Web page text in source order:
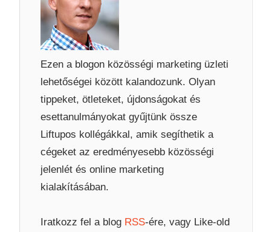
Ezen a blogon közösségi marketing üzleti
lehetőségei között kalandozunk. Olyan
tippeket, ötleteket, újdonságokat és
esettanulmányokat gyűjtünk össze
Liftupos kollégákkal, amik segíthetik a
cégeket az eredményesebb közösségi
jelenlét és online marketing
kialakításában.
Iratkozz fel a blog RSS-ére, vagy Like-old